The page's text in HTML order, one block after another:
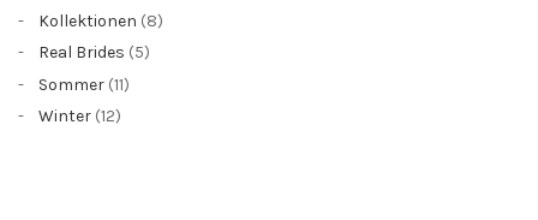
Kollektionen (8)
Real Brides (5)
Sommer(11)
Winter(12)